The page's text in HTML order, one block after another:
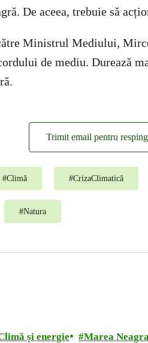
De aceea, trebuie să
Ministrul Mediului,
de mediu. Durează
Trimit email pentru
#Climă #CrizaClimatică
#Natura
și energie Marea